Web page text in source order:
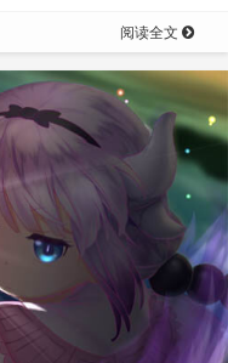
阅读全文